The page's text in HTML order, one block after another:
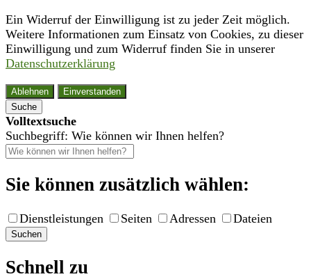
Ein Widerruf der Einwilligung ist zu jeder Zeit möglich.
Weitere Informationen zum Einsatz von Cookies, zu dieser
Einwilligung und zum Widerruf finden Sie in unserer
Datenschutzerklärung
Ablehnen
Einverstanden
Suche
Volltextsuche
Suchbegriff: Wie können wir Ihnen helfen?
Sie können zusätzlich wählen:
Dienstleistungen Seiten Adressen Dateien
Suchen
Schnell zu